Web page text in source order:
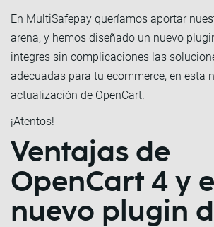
En MultiSafepay queríamos aportar
arena, y hemos diseñado un nuevo
integres sin complicaciones las
adecuadas para tu ecommerce, en esta
actualización de OpenCart.
¡Atentos!
Ventajas de
OpenCart 4 y el
nuevo plugin